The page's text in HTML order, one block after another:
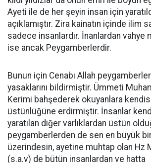
Ayeti ile de her şeyin insan için
açıklamıştır. Zira kainatın içinde ilim
sadece insanlardır. İnanlardan vahye
ise ancak Peygamberlerdir.
Bunun için Cenabı Allah
yasaklarını bildirmiştir. Ümmeti
Kerimi bahşederek okuyanlara
üstünlüğüne erdirmiştir. İnsanlar
yaratılan diğer varlıklardan üstün
peygamberlerden de sen en büyük
üzerindesin, ayetine muhtap olan Hz
(s.a.v) de bütün insanlardan ve hatta